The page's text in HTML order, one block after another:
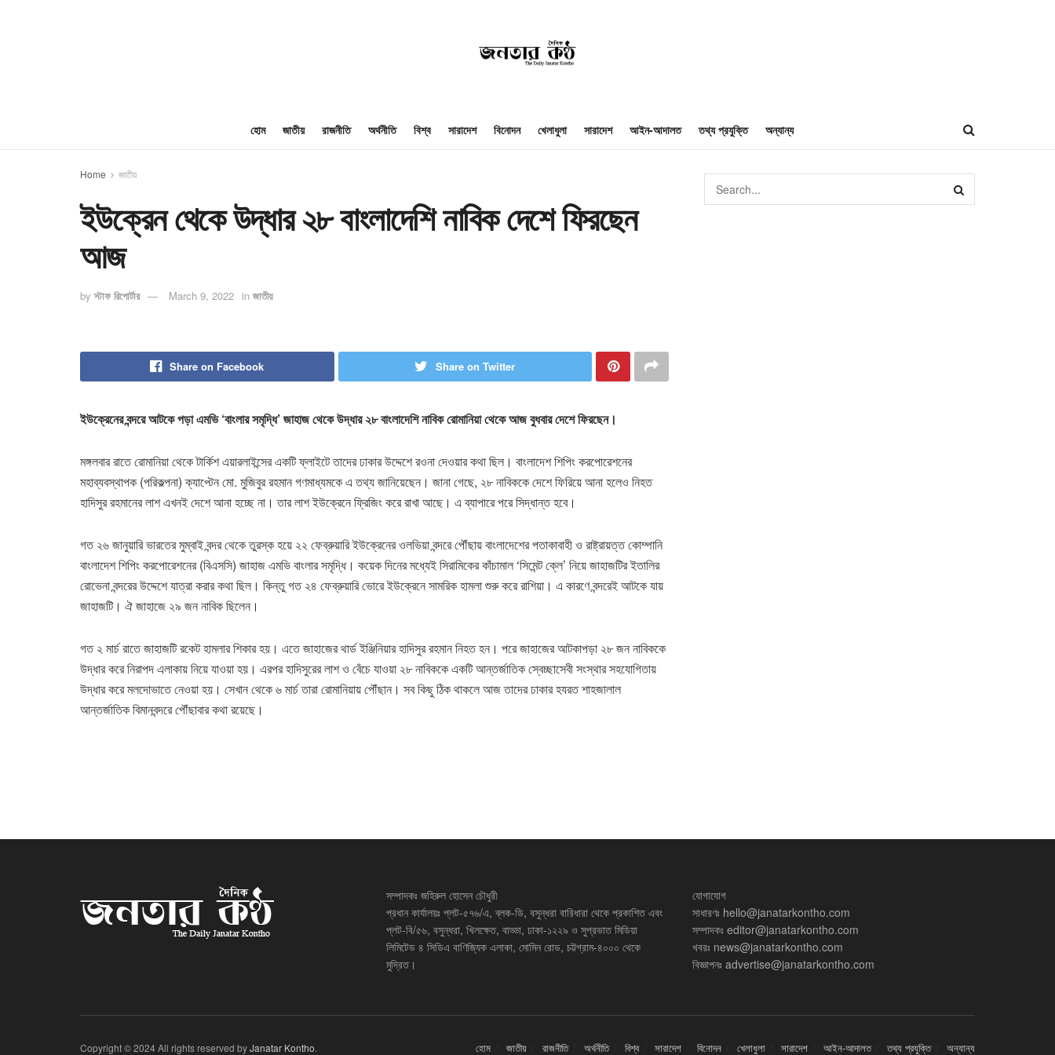
হোম জাতীয় রাজনীতি অর্থনীতি বিশ্ব সারাদেশ বিনোদন খেলাধুলা সারাদেশ আইন-আদালত তথ্য প্রযুক্তি অন্যান্য
Home জাতীয়
ইউক্রেন থেকে উদ্ধার ২৮ বাংলাদেশি নাবিক দেশে ফিরছেন
আজ
by স্টাফ রিপোর্টার March 9, 2022 in জাতীয়
Share on Facebook Share on Twitter
ইউক্রেনের বন্দরে আটকে পড়া এমভি ‘বাংলার সমৃদ্ধি’ জাহাজ থেকে উদ্ধার ২৮ বাংলাদেশি নাবিক রোমানিয়া থেকে আজ বুধবার দেশে ফিরছেন।
মঙ্গলবার রাতে রোমানিয়া থেকে টার্কিশ এয়ারলাইন্সের একটি ফ্লাইটে তাদের ঢাকার উদ্দেশে রওনা দেওয়ার কথা ছিল। বাংলাদেশ শিপিং করপোরেশনের
মহাব্যবস্থাপক (পরিকল্পনা) ক্যাপ্টেন মো. মুজিবুর রহমান গণমাধ্যমকে এ তথ্য জানিয়েছেন। জানা গেছে, ২৮ নাবিককে দেশে ফিরিয়ে আনা হলেও নিহত
হাদিসুর রহমানের লাশ এখনই দেশে আনা হচ্ছে না। তার লাশ ইউক্রেনে ফ্রিজিং করে রাখা আছে। এ ব্যাপারে পরে সিদ্ধান্ত হবে।
গত ২৬ জানুয়ারি ভারতের মুম্বাই বন্দর থেকে তুরস্ক হয়ে ২২ ফেব্রুয়ারি ইউক্রেনের ওলভিয়া বন্দরে পৌঁছায় বাংলাদেশের পতাকাবাহী ও রাষ্ট্রায়ত্ত কোম্পানি
বাংলাদেশ শিপিং করপোরেশনের (বিএসসি) জাহাজ এমভি বাংলার সমৃদ্ধি। কয়েক দিনের মধ্যেই সিরামিকের কাঁচামাল ‘সিমেন্ট ক্লে’ নিয়ে জাহাজটির ইতালির
রোভেনা বন্দরের উদ্দেশে যাত্রা করার কথা ছিল। কিন্তু গত ২৪ ফেব্রুয়ারি ভোরে ইউক্রেনে সামরিক হামলা শুরু করে রাশিয়া। এ কারণে বন্দরেই আটকে যায়
জাহাজটি। ঐ জাহাজে ২৯ জন নাবিক ছিলেন।
গত ২ মার্চ রাতে জাহাজটি রকেট হামলার শিকার হয়। এতে জাহাজের থার্ড ইঞ্জিনিয়ার হাদিসুর রহমান নিহত হন। পরে জাহাজের আটকাপড়া ২৮ জন নাবিককে
উদ্ধার করে নিরাপদ এলাকায় নিয়ে যাওয়া হয়। এরপর হাদিসুরের লাশ ও বেঁচে যাওয়া ২৮ নাবিককে একটি আন্তর্জাতিক স্বেচ্ছাসেবী সংস্থার সহযোগিতায়
উদ্ধার করে মলদোভাতে নেওয়া হয়। সেখান থেকে ৬ মার্চ তারা রোমানিয়ায় পৌঁছান। সব কিছু ঠিক থাকলে আজ তাদের ঢাকার হযরত শাহজালাল
আন্তর্জাতিক বিমানবন্দরে পৌঁছাবার কথা রয়েছে।
সম্পাদকঃ জহিরুল হোসেন চৌধুরী
প্রধান কার্যালয়ঃ প্লট-৫৭৬/এ, ব্লক-ডি, বসুন্ধরা বারিধারা থেকে প্রকাশিত এবং
প্লট-বি/৫৬, বসুন্ধরা, খিলক্ষেত, বাড্ডা, ঢাকা-১২২৯ ও সুপ্রভাত মিডিয়া
লিমিটেড ৪ সিডিএ বাণিজ্যিক এলাকা, মোমিন রোড, চট্টগ্রাম-৪০০০ থেকে
মুদ্রিত।
যোগাযোগ
সাধারণঃ hello@janatarkontho.com
সম্পাদকঃ editor@janatarkontho.com
খবরঃ news@janatarkontho.com
বিজ্ঞাপনঃ advertise@janatarkontho.com
হোম জাতীয় রাজনীতি অর্থনীতি বিশ্ব সারাদেশ বিনোদন খেলাধুলা সারাদেশ আইন-আদালত তথ্য প্রযুক্তি অন্যান্য
Copyright © 2024 All rights reserved byJanatar Kontho.